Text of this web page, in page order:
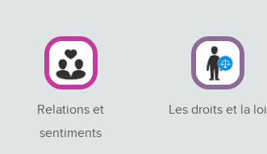
Relations et
sentiments
Les droits et la loi